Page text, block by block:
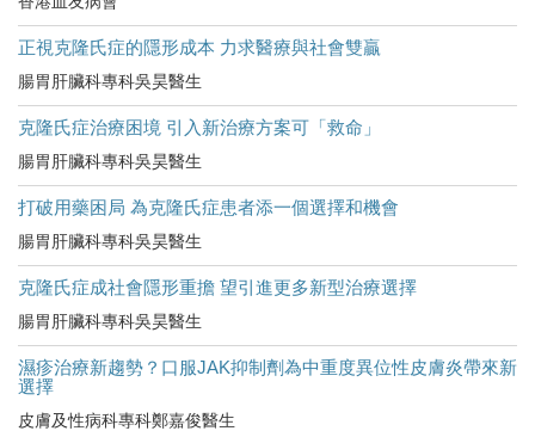
正視克隆氏症的隱形成本 力求醫療與社會雙贏
腸胃肝臟科專科吳昊醫生
克隆氏症治療困境 引入新治療方案可「救命」
腸胃肝臟科專科吳昊醫生
打破用藥困局 為克隆氏症患者添一個選擇和機會
腸胃肝臟科專科吳昊醫生
克隆氏症成社會隱形重擔 望引進更多新型治療選擇
腸胃肝臟科專科吳昊醫生
濕疹治療新趨勢？口服JAK抑制劑為中重度異位性皮膚炎帶來新
選擇
皮膚及性病科專科鄭嘉俊醫生